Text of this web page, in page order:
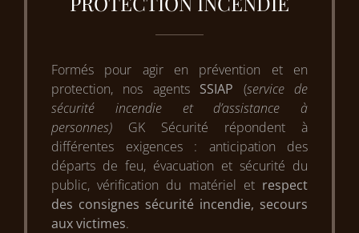
Formés pour agir en prévention et en
protection, nos agents SSIAP (service de
sécurité incendie et d’assistance à
personnes) GK Sécurité répondent à
différentes exigences : anticipation des
départs de feu, évacuation et sécurité du
public, vérification du matériel et respect
des consignes sécurité incendie, secours
aux victimes.